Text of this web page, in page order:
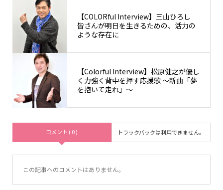
【COLORful Interview】三山ひろし
皆さんが明日を生きるための、活力の
ような存在に
【Colorful Interview】松原健之が優し
く力強く背中を押す応援歌 〜新曲「夢
を抱いて走れ」〜
コメント ( 0 ) トラックバックは利用できません。
この記事へのコメントはありません。